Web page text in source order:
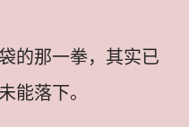
的那一拳，其实已
能落下。